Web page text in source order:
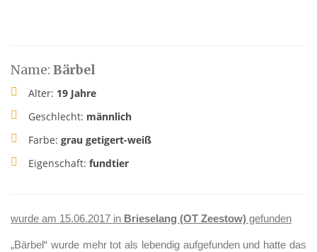
Name: Bärbel
Alter: 19 Jahre
Geschlecht: männlich
Farbe: grau getigert-weiß
Eigenschaft: fundtier
wurde am 15.06.2017 in Brieselang (OT Zeestow) gefunden
„Bärbel“ wurde mehr tot als lebendig aufgefunden und hatte das